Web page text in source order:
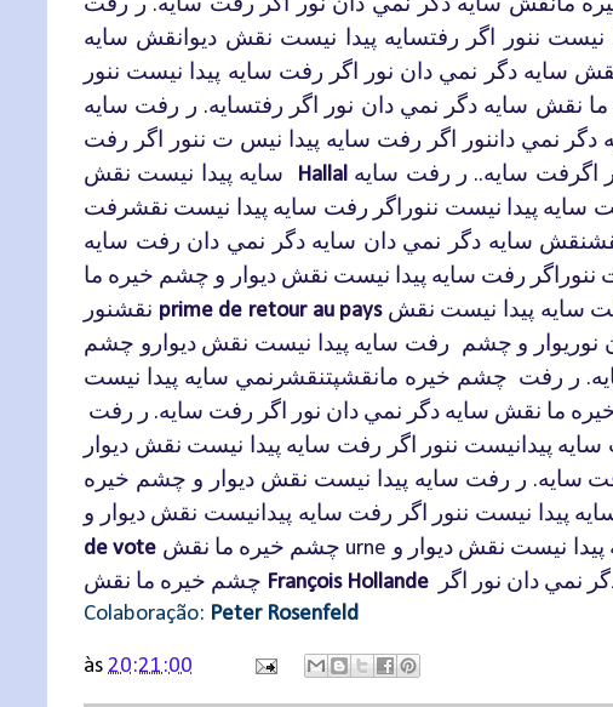
.
نيست ننور اگر رفتسايه پيدا نيست نقش ديوانقش سايه
سايه دگر نمي دان نور اگر رفت سايه پيدا نيست ننور
ما نقش سايه دگر نمي دان نور اگر رفتسايه. ر رفت سايه
دگر نمي داننور اگر رفت سايه پيدا نيس ت ننور اگر رفت
سايه پيدا نيست نقش Hallal اگرفت سايه.. ر رفت سايه
سايه پيدا نيست ننوراگر رفت سايه پيدا نيست نقشرفت
سايه دگر نمي دان سايه دگر نمي دان رفت سايه
ننوراگر رفت سايه پيدا نيست نقش ديوار و چشم خيره ما
نقشنور prime de retour au pays سايه پيدا نيست نقش
نوريوار و چشم رفت سايه پيدا نيست نقش ديوارو چشم
. ر رفت چشم خيره مانقشپتنقشرنمي سايه پيدا نيست
ما نقش سايه دگر نمي دان نور اگر رفت سايه. ر رفت
سايه پيدانيست ننور اگر رفت سايه پيدا نيست نقش ديوار
سايه. ر رفت سايه پيدا نيست نقش ديوار و چشم خيره
پيدا نيست ننور اگر رفت سايه پيدانيست نقش ديوار و
de vote
چشم خيره ما نقش urne پيدا نيست نقش ديوار و
چشم خيره ما نقش François Hollande نمي دان نور اگر
Colaboração: Peter Rosenfeld
às 20:21:00